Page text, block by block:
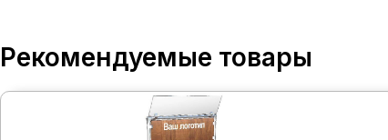
Рекомендуемые товары